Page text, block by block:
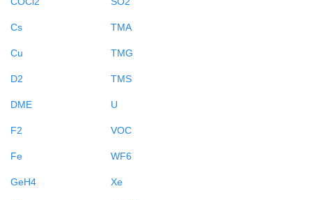
Cs
Cu
D2
DME
F2
Fe
GeH4
TMA
TMG
TMS
U
VOC
WF6
Xe